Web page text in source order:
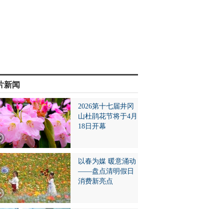
新闻
2026第十七届井冈
山杜鹃花节将于4月
18日开幕
以春为媒 暖意涌动
——盘点清明假日
消费新亮点